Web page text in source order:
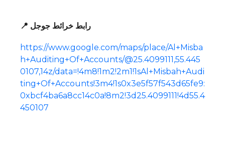
📍 رابط خرائط جوجل
https://www.google.com/maps/place/Al+Misba
h+Auditing+Of+Accounts/@25.4099111,55.445
0107,14z/data=!4m8!1m2!2m1!1sAl+Misbah+Audi
ting+Of+Accounts!3m4!1s0x3e5f57f543d65fe9:
0xbcf4ba6a8cc14c0a!8m2!3d25.4099111!4d55.4
450107